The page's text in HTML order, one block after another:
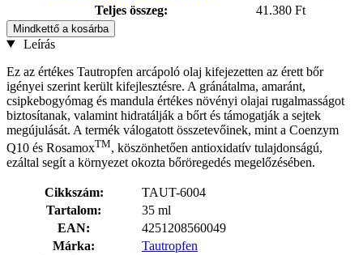
Teljes összeg:
41.380 Ft
Mindkettő a kosárba
Leírás
Ez az értékes Tautropfen arcápoló olaj kifejezetten az érett bőr
igényei szerint került kifejlesztésre. A gránátalma, amaránt,
csipkebogyómag és mandula értékes növényi olajai rugalmasságot
biztosítanak, valamint hidratálják a bőrt és támogatják a sejtek
megújulását. A termék válogatott összetevőinek, mint a Coenzym
Q10 és RosamoxTM, köszönhetően antioxidatív tulajdonságú,
ezáltal segít a környezet okozta bőröregedés megelőzésében.
Cikkszám:
TAUT-6004
Tartalom:
35 ml
EAN:
4251208560049
Márka:
Tautropfen